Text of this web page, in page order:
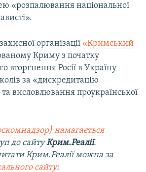
«розпалювання національної
організації «Кримський
Криму з початку
вторгнення Росії в Україну
за «дискредитацію
та висловлювання проукраїнської
намагається
до сайтуКрим.Реалії.
Крим.Реалії можна за
сайту: